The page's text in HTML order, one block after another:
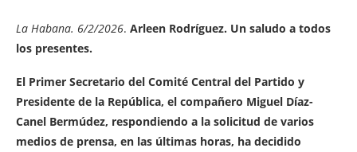
La Habana. 6/2/2026. Arleen Rodríguez. Un saludo a todos
los presentes.
El Primer Secretario del Comité Central del Partido y
Presidente de la República, el compañero Miguel Díaz-
Canel Bermúdez, respondiendo a la solicitud de varios
medios de prensa, en las últimas horas, ha decidido